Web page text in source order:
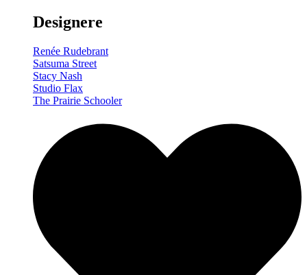
Designere
Renée Rudebrant
Satsuma Street
Stacy Nash
Studio Flax
The Prairie Schooler